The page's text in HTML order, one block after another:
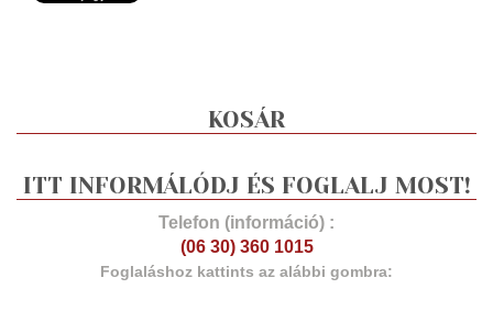
KOSÁR
ITT INFORMÁLÓDJ ÉS FOGLALJ MOST!
Telefon (információ) :
(06 30) 360 1015
Foglaláshoz kattints az alábbi gombra: